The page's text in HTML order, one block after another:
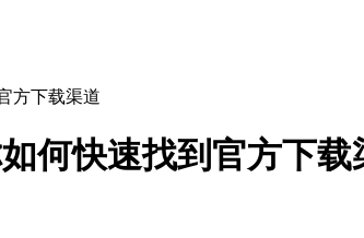
方下载渠道
何快速找到官方下载